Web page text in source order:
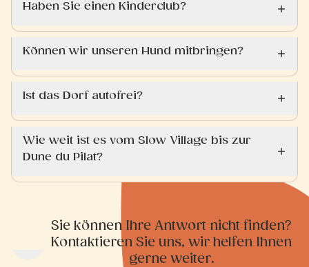
Haben Sie einen Kinderclub?
Können wir unseren Hund mitbringen?
Ist das Dorf autofrei?
Wie weit ist es vom Slow Village bis zur
Dune du Pilat?
Sie können Ihre Antwort nicht finden?
Kontaktieren Sie uns, wir helfen Ihnen
gerne weiter.